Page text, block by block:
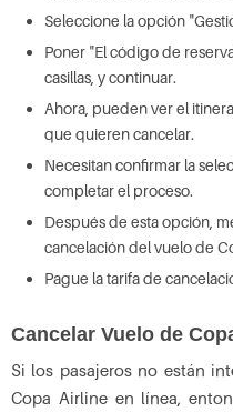
Seleccione la opción
Poner "El código de
casillas, y continuar.
Ahora, pueden ver el
que quieren cancelar.
Necesitan confirmar la
completar el proceso.
Después de esta opción,
cancelación del vuelo de
Pague la tarifa de
Cancelar Vuelo de
Si los pasajeros no están
Copa Airline en línea,